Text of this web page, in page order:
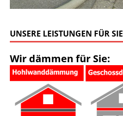
UNSERE LEISTUNGEN FÜR SIE
Wir dämmen für Sie: